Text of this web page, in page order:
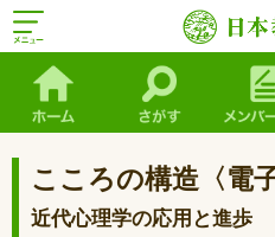
こころの構造〈電
近代心理学の応用と進歩